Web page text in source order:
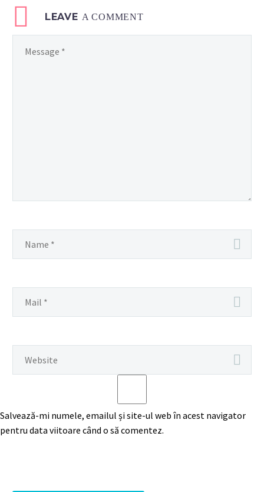
LEAVE A COMMENT
Salvează-mi numele, emailul și site-ul web în acest navigator
pentru data viitoare când o să comentez.